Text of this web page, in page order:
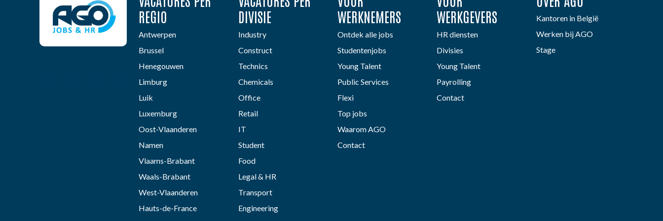
REGIO
Antwerpen
Brussel
Henegouwen
Limburg
Luik
Luxemburg
Oost-Vlaanderen
Namen
Vlaams-Brabant
Waals-Brabant
West-Vlaanderen
Hauts-de-France
DIVISIE
Industry
Construct
Technics
Chemicals
Office
Retail
IT
Student
Food
Legal & HR
Transport
Engineering
WERKNEMERS
Ontdek alle jobs
Studentenjobs
Young Talent
Public Services
Flexi
Top jobs
Waarom AGO
Contact
WERKGEVERS
HR diensten
Divisies
Young Talent
Payrolling
Contact
Kantoren in België
Werken bij AGO
Stage